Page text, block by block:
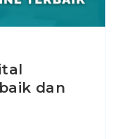
dan